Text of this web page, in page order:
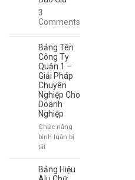
Lấy
Ngày
3
Comments
Bảng Tên
Công Ty
Quận 1 –
Giải Pháp
Chuyên
Nghiệp Cho
Doanh
Nghiệp
Chức năng
bình luận bị
tắtở
Tên
Công
Bảng Hiệu